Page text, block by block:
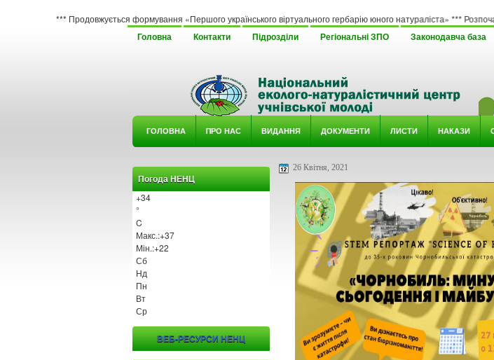
*** Продовжується формування «Першого українського віртуального гербарію юного натураліста» *** Розпочато
Головна Контакти Підрозділи Регіональні ЗПО Законодавча база
ГОЛОВНА ΠРО НАС ВИДАННЯ ДОКУМЕНТИ ЛИСТИ НАКАЗИ
Погода НЕНЦ
+34
°
C
Макс.:+37
Мін.:+22
Сб
Нд
Пн
Вт
Ср
ВЕБ-РЕСУРСИ НЕНЦ
26 Квітня, 2021